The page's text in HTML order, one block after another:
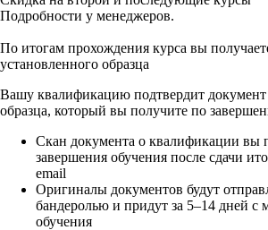
Подробности у менеджеров.
По итогам прохождения курса вы
установленного образца
Вашу квалификацию подтвердит документ
образца, который вы получите по
Скан документа о квалификации вы
завершения обучения после сдачи
email
Оригиналы документов будут
бандеролью и придут за 5–14 дней с
обучения